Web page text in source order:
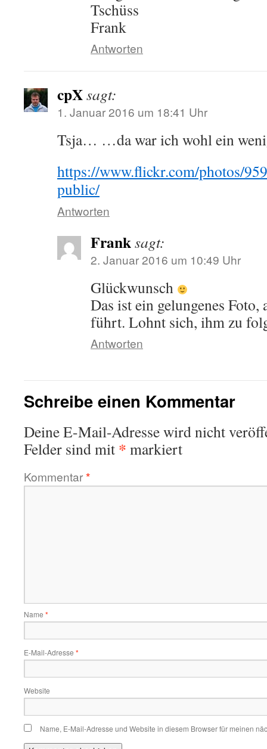
Tschüss
Frank
Antworten
cpXsagt:
1. Januar 2016 um 18:41 Uhr
Tsja… …da war ich wohl ein
https://www.flickr.com/photos/
public/
Antworten
Franksagt:
2. Januar 2016 um 10:49 Uhr
Glückwunsch
Das ist ein gelungenes
führt. Lohnt sich, ihm zu
Antworten
Schreibe einen Kommentar
Deine E-Mail-Adresse wird nicht
Felder sind mit * markiert
Kommentar*
Name *
E-Mail-Adresse *
Website
Name, E-Mail-Adresse und Website in diesem Browser für meinen